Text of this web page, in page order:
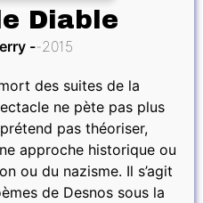
Diable
2015
des suites de la
ne pète pas plus
pas théoriser,
approche historique ou
ou du nazisme. Il s’agit
de Desnos sous la